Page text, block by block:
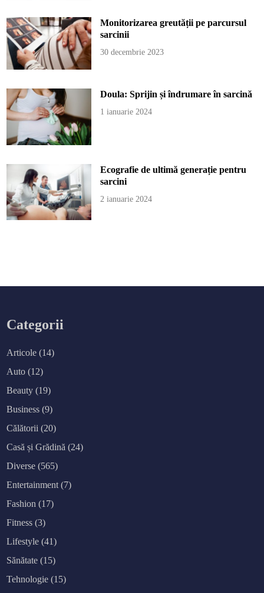
Monitorizarea greutății pe parcursul
sarcinii
30 decembrie 2023
Doula: Sprijin și îndrumare în sarcină
1 ianuarie 2024
Ecografie de ultimă generație pentru
sarcini
2 ianuarie 2024
Categorii
Articole (14)
Auto (12)
Beauty (19)
Business (9)
Călătorii (20)
Casă și Grădină (24)
Diverse (565)
Entertainment (7)
Fashion (17)
Fitness (3)
Lifestyle (41)
Sănătate (15)
Tehnologie (15)